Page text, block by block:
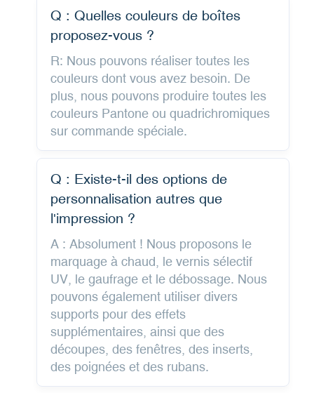
Q : Quelles couleurs de boîtes
proposez-vous ?
R: Nous pouvons réaliser toutes les
couleurs dont vous avez besoin. De
plus, nous pouvons produire toutes les
couleurs Pantone ou quadrichromiques
sur commande spéciale.
Q : Existe-t-il des options de
personnalisation autres que
l'impression ?
A : Absolument ! Nous proposons le
marquage à chaud, le vernis sélectif
UV, le gaufrage et le débossage. Nous
pouvons également utiliser divers
supports pour des effets
supplémentaires, ainsi que des
découpes, des fenêtres, des inserts,
des poignées et des rubans.